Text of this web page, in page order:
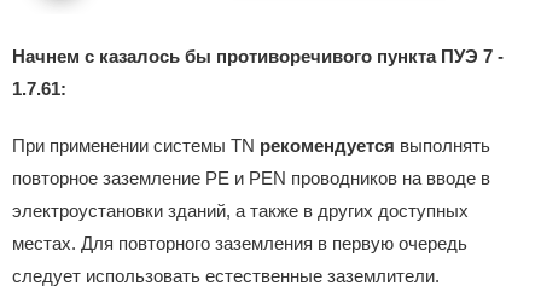
Начнем с казалось бы противоречивого пункта ПУЭ 7 -
1.7.61:
При применении системы TN рекомендуется выполнять
повторное заземление РЕ и PEN проводников на вводе в
электроустановки зданий, а также в других доступных
местах. Для повторного заземления в первую очередь
следует использовать естественные заземлители.